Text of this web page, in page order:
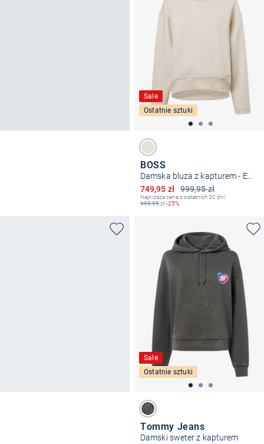
Sale
Ostatnie sztuki
BOSS
Damska bluza z kapturem - Enolari
999,95 zł
Obniżona cena
749,95 zł
Najniższa cena z ostatnich 30 dni:
999,95zł-25%
Sale
Ostatnie sztuki
Tommy Jeans
Damski sweter z kapturem